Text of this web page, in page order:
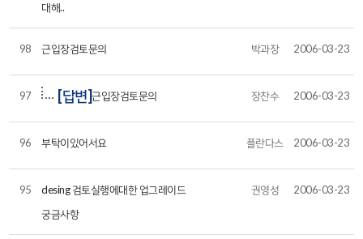
대해..
98 근입장검토문의 박과장 2006-03-23
97 [답변]근입장검토문의 장찬수 2006-03-23
96 부탁이있어서요 플란다스 2006-03-23
95
desing 검토실행에대한 업그레이드
궁금사항
권영성 2006-03-23